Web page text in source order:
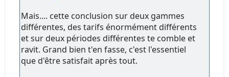
Mais.... cette conclusion sur deux gammes
différentes, des tarifs énormément différents
et sur deux périodes différentes te comble et
ravit. Grand bien t'en fasse, c'est l'essentiel
que d'être satisfait après tout.